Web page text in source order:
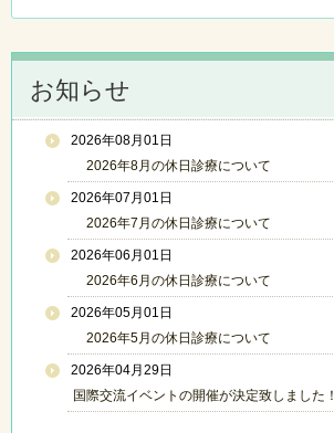
お知らせ
2026年08月01日
2026年8月の休日診療について
2026年07月01日
2026年7月の休日診療について
2026年06月01日
2026年6月の休日診療について
2026年05月01日
2026年5月の休日診療について
2026年04月29日
国際交流イベントの開催が決定致しました！